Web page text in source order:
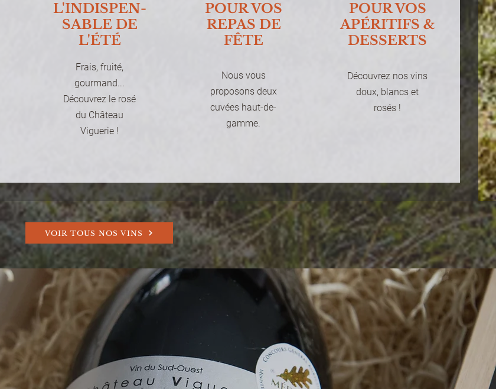
L'INDISPEN-
SABLE DE
L'ÉTÉ
Frais, fruité,
gourmand...
Découvrez le rosé
du Château
Viguerie !
POUR VOS
REPAS DE
FÊTE
Nous vous
proposons deux
cuvées haut-de-
gamme.
POUR VOS
APÉRITIFS &
DESSERTS
Découvrez nos vins
doux, blancs et
rosés !
VOIR TOUS NOS VINS